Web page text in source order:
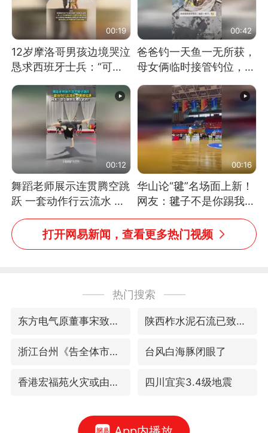
00:19
12岁摩洛哥男孩边境哭泣
恳求西班牙士兵：“可不
可以不要把我遣返回国”
00:42
爸爸钓一天鱼一无所获，
母女俩临时接管钓位，用
玩具鱼竿钓上大鱼
00:12
舞蹈老师展示连贯腾空跳
跃 一套动作行云流水 节
奏感拉满 网友：怎么做
到又舞又武的？
00:16
华山论“毽”名场面上新！
网友：毽子不是你踢我
捡，我踢你捡吗
打开网易新闻，查看更多热门视频
热门搜索
东方电气原董事宋致远被查 陕西柞水泥石流已致2死 仍有1人失联
浙江台州《告全体市民书》 台风白海豚闭眼了
香港宏福苑火灾或由烟头引起 四川宜宾3.4级地震